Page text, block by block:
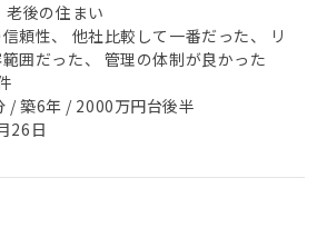
老後の住まい
頼性、 他社比較して一番だった、 リ
囲だった、 管理の体制が良かった
/ 築6年 / 2000万円台後半
26日